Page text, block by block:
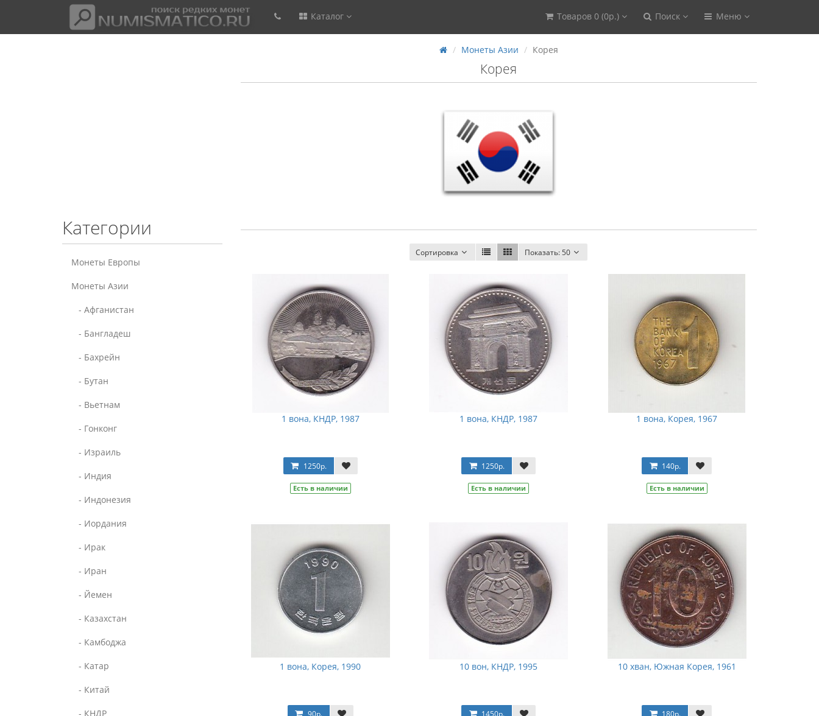
Каталог Товаров 0 (0р.) Поиск Меню
Категории
Монеты Европы
Монеты Азии
- Афганистан
- Бангладеш
- Бахрейн
- Бутан
- Вьетнам
- Гонконг
- Израиль
- Индия
- Индонезия
- Иордания
- Ирак
- Иран
- Йемен
- Казахстан
- Камбоджа
- Катар
- Китай
- КНДР
Монеты Азии Корея
Корея
Сортировка Показать: 50
1 вона, КНДР, 1987
1250р.
Есть в наличии
1 вона, КНДР, 1987
1250р.
Есть в наличии
1 вона, Корея, 1967
140р.
Есть в наличии
1 вона, Корея, 1990 10 вон, КНДР, 1995 10 хван, Южная Корея, 1961